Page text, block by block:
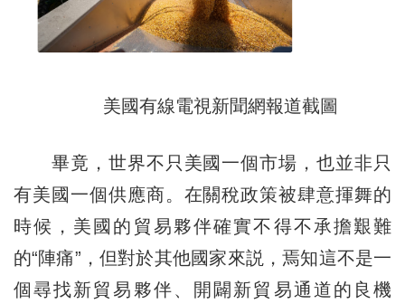
美國有線電視新聞網報道截圖
畢竟，世界不只美國一個市場，也並非只
有美國一個供應商。在關稅政策被肆意揮舞的
時候，美國的貿易夥伴確實不得不承擔艱難
的“陣痛”，但對於其他國家來説，焉知這不是一
個尋找新貿易夥伴、開闢新貿易通道的良機